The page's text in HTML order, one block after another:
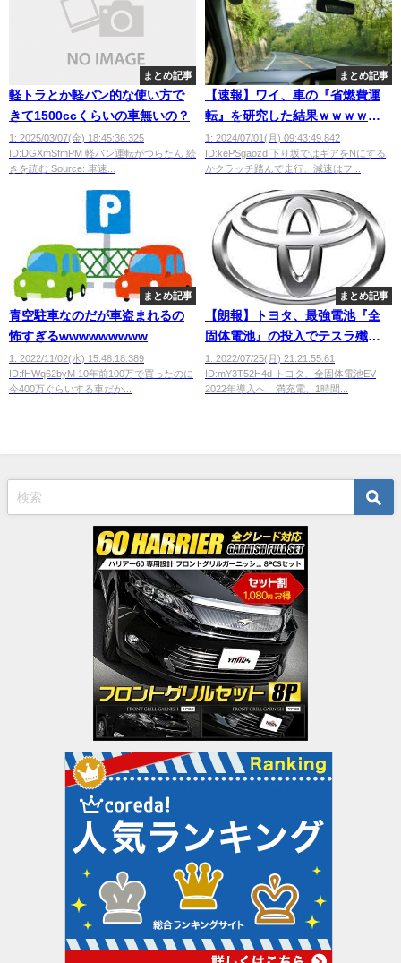
まとめ記事
軽トラとか軽バン的な使い方で
きて1500ccくらいの車無いの？
1: 2025/03/07(金) 18:45:36.325
ID:DGXmSfmPM 軽バン運転がつらたん 続
きを読む Source: 車速...
まとめ記事
【速報】ワイ、車の『省燃費運
転』を研究した結果ｗｗｗｗｗ
ｗ
1: 2024/07/01(月) 09:43:49.842
ID:kePSgaozd 下り坂ではギアをNにする
かクラッチ踏んで走行、減速はフ...
まとめ記事
青空駐車なのだが車盗まれるの
怖すぎるwwwwwwwww
1: 2022/11/02(水) 15:48:18.389
ID:fHWq62byM 10年前100万で買ったのに
今400万ぐらいする車だか...
まとめ記事
【朗報】トヨタ、最強電池『全
固体電池』の投入でテスラ殲滅
へ！
1: 2022/07/25(月) 21:21:55.61
ID:mY3T52H4d トヨタ、全固体電池EV
2022年導入へ 満充電、1時間...